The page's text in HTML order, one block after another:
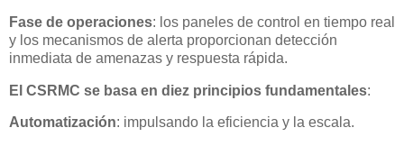
Fase de operaciones: los paneles de control en tiempo real
y los mecanismos de alerta proporcionan detección
inmediata de amenazas y respuesta rápida.
El CSRMC se basa en diez principios fundamentales:
Automatización: impulsando la eficiencia y la escala.